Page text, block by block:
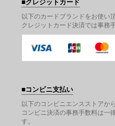
クレジットカード
以下のカードブランドをお使い
クレジットカード決済では事務
コンビニ支払い
以下のコンビニエンスストアか
コンビニ決済の事務手数料は一
す。